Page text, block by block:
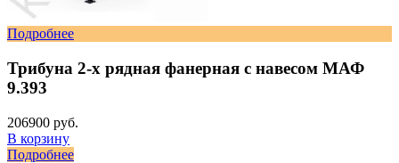
Подробнее
Трибуна 2-х рядная фанерная с навесом МАФ
9.393
206900 руб.
В корзину
Подробнее